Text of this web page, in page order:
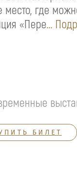
где
«Пере...
БИЛЕТ